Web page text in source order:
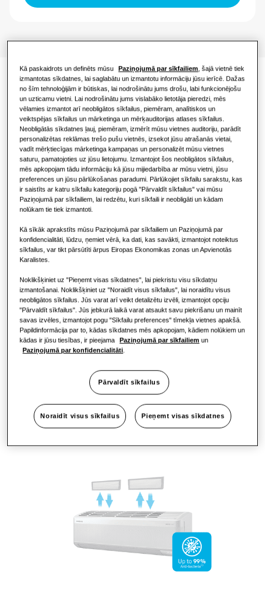
Restorānam
Birojam
Ilgtspējība
One Samsung
Vadīklas
Dokumentācija
Atbilstības deklarācija
Download
Komfortabls vēsums, tīrāks
gaiss un krāsas izvēle
WindFree™ Avant S2 maigi un klusi izkliedē gaisu telpā,
nodrošinot komfortablu vēsumu un neradot aukstā
gaisa plūsmas¹. Tā Tri-Care filtrs⁴'⁵ uztver (smalkas)
putekļu daļiņas un alergēnus, vienlaikus samazinot arī
atsevišķu gaisa pārnēsāto baktēriju un vīrusu
daudzumu, sniedzot lietotājiem tīrāku gaisu.
WindFree™ Avant S2 ir pieejams divās krāsās – melnā
un baltā, lai papildinātu vairumu interjeru. Tam
komplektā ir ar saules enerģiju darbināma tālvadības
pults⁴, bet lietotāji var pārvaldīt iekštelpu klimatu, esot
arī ārpus mājas, izmantojot SmartThings lietotni⁶.
Kā paskaidrots un definēts mūsu Paziņojumā par sīkfailiem, šajā vietnē tiek
izmantotas sīkdatnes, lai saglabātu un izmantotu informāciju jūsu ierīcē. Dažas
no šīm tehnoloģijām ir būtiskas, lai nodrošinātu jums drošu, labi funkcionējošu
un uzticamu vietni. Lai nodrošinātu jums vislabāko lietotāja pieredzi, mēs
vēlamies izmantot arī neobligātos sīkfailus, piemēram, analītiskos un
veiktspējas sīkfailus un mārketinga un mērķauditorijas atlases sīkfailus.
Neobligātās sīkdatnes ļauj, piemēram, izmērīt mūsu vietnes auditoriju, parādīt
personalizētas reklāmas trešo pušu vietnēs, izsekot jūsu atrašanās vietai,
vadīt mērķtiecīgas mārketinga kampaņas un personalizēt mūsu vietnes
saturu, pamatojoties uz jūsu lietojumu. Izmantojot šos neobligātos sīkfailus,
mēs apkopojam tādu informāciju kā jūsu mijiedarbība ar mūsu vietni, jūsu
preferences un jūsu pārlūkošanas paradumi. Pārlūkojiet sīkfailu sarakstu, kas
ir saistīts ar katru sīkfailu kategoriju pogā "Pārvaldīt sīkfailus" vai mūsu
Paziņojumā par sīkfailiem, lai redzētu, kuri sīkfaili ir neobligāti un kādam
nolūkam tie tiek izmantoti.
Kā sīkāk aprakstīts mūsu Paziņojumā par sīkfailiem un Paziņojumā par
konfidencialitāti, lūdzu, ņemiet vērā, ka dati, kas savākti, izmantojot noteiktus
sīkfailus, var tikt pārsūtīti ārpus Eiropas Ekonomikas zonas un Apvienotās
Karalistes.
Noklikšķiniet uz "Pieņemt visas sīkdatnes", lai piekristu visu sīkdatņu
izmantošanai. Noklikšķiniet uz "Noraidīt visus sīkfailus", lai noraidītu visus
neobligātos sīkfailus. Jūs varat arī veikt detalizētu izvēli, izmantojot opciju
"Pārvaldīt sīkfailus". Jūs jebkurā laikā varat atsaukt savu piekrišanu un mainīt
savas izvēles, izmantojot pogu "Sīkfailu preferences" tīmekļa vietnes apakšā.
Papildinformācija par to, kādas sīkdatnes mēs apkopojam, kādiem nolūkiem un
kādas ir jūsu tiesības, ir pieejama
Paziņojumā par sīkfailiem un
Paziņojumā par konfidencialitāti.
Pārvaldīt sīkfailus
Noraidīt visus sīkfailus Pieņemt visas sīkdatnes